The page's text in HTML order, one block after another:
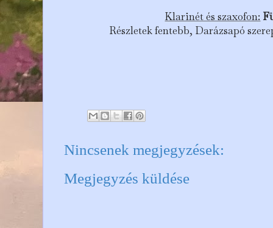
Klarinét és szaxofon:
Részletek fentebb, Darázsapó
Nincsenek megjegyzések:
Megjegyzés küldése